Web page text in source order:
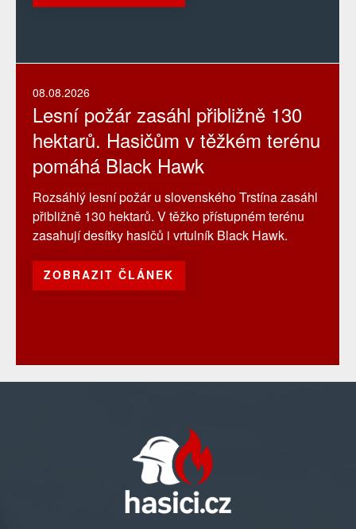
08.08.2026
Lesní požár zasáhl přibližně 130
hektarů. Hasičům v těžkém terénu
pomáhá Black Hawk
Rozsáhlý lesní požár u slovenského Trstína zasáhl
přibližně 130 hektarů. V těžko přístupném terénu
zasahují desítky hasičů i vrtulník Black Hawk.
ZOBRAZIT ČLÁNEK